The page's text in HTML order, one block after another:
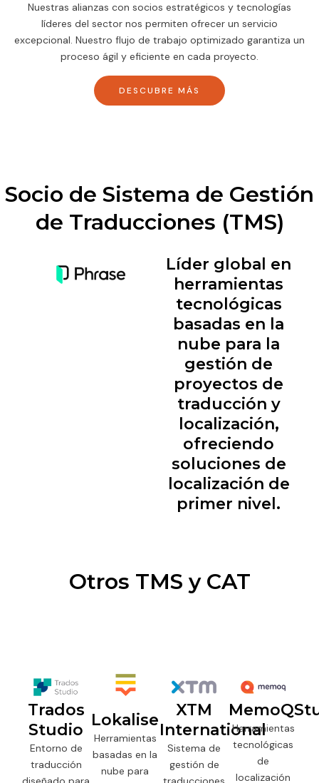
Nuestras alianzas con socios estratégicos y tecnologías
líderes del sector nos permiten ofrecer un servicio
excepcional. Nuestro flujo de trabajo optimizado garantiza un
proceso ágil y eficiente en cada proyecto.
DESCUBRE MÁS
Socio de Sistema de Gestión
de Traducciones (TMS)
Líder global en
herramientas
tecnológicas
basadas en la
nube para la
gestión de
proyectos de
traducción y
localización,
ofreciendo
soluciones de
localización de
primer nivel.
Otros TMS y CAT
Trados
Studio
Entorno de
traducción
Lokalise
Herramientas
basadas en la
nube para
XTM
International
Sistema de
gestión de
Herramientas
tecnológicas
de
localización